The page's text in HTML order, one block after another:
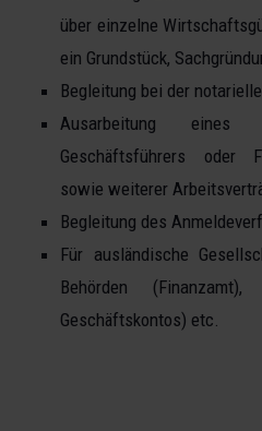
über einzelne
ein Grundstück,
Begleitung bei der
Ausarbeitung eines
Geschäftsführers oder
sowie weiterer
Begleitung des
Für ausländische
Behörden
Geschäftskontos) etc.